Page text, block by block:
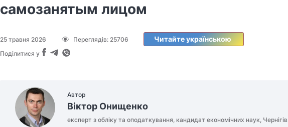
самозанятым лицом
25 травня 2026 Переглядів: 25706 Читайте українською
Поділитися у
Автор
Віктор Онищенко
експерт з обліку та оподаткування, кандидат економічних наук, Чернігів